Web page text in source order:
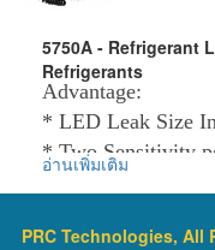
*Reset button on
*Continuous
Packing
Power: 6V Ni-MH
Qty per carton:
Standard carton
G. W of the
5750A - Refrigerant
Refrigerants
Advantage:
* LED Leak Size
* Two Sensitivity
Scan Mode
* Reset Button for
* High efficiency
อ่านเพิ่มเติม
PRC Technologies, All